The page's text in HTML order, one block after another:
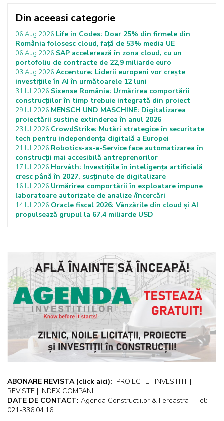
Din aceeasi categorie
06 Aug 2026 Life in Codes: Doar 25% din firmele din
România folosesc cloud, față de 53% media UE
06 Aug 2026 SAP accelerează în zona cloud, cu un
portofoliu de contracte de 22,9 miliarde euro
03 Aug 2026 Accenture: Liderii europeni vor crește
investițiile în AI în următoarele 12 luni
31 Iul 2026 Sixense România: Urmărirea comportării
construcțiilor în timp trebuie integrată din proiect
29 Iul 2026 MENSCH UND MASCHINE: Digitalizarea
proiectării sustine extinderea în anul 2026
23 Iul 2026 CrowdStrike: Mutări strategice în securitate
tech pentru independența digitală a Europei
21 Iul 2026 Robotics-as-a-Service face automatizarea în
construcții mai accesibilă antreprenorilor
17 Iul 2026 Horváth: Investițiile în inteligența artificială
cresc până în 2027, susținute de digitalizare
16 Iul 2026 Urmărirea comportării în exploatare impune
laboratoare autorizate de analize /încercări
14 Iul 2026 Oracle fiscal 2026: Vânzările din cloud și AI
propulsează grupul la 67,4 miliarde USD
ABONARE REVISTA (click aici): PROIECTE | INVESTITII |
REVISTE | INDEX COMPANII
DATE DE CONTACT: Agenda Constructiilor & Fereastra - Tel:
021-336.04.16